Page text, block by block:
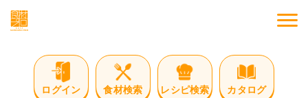
ログイン 食材検索 レシピ検索 カタログ